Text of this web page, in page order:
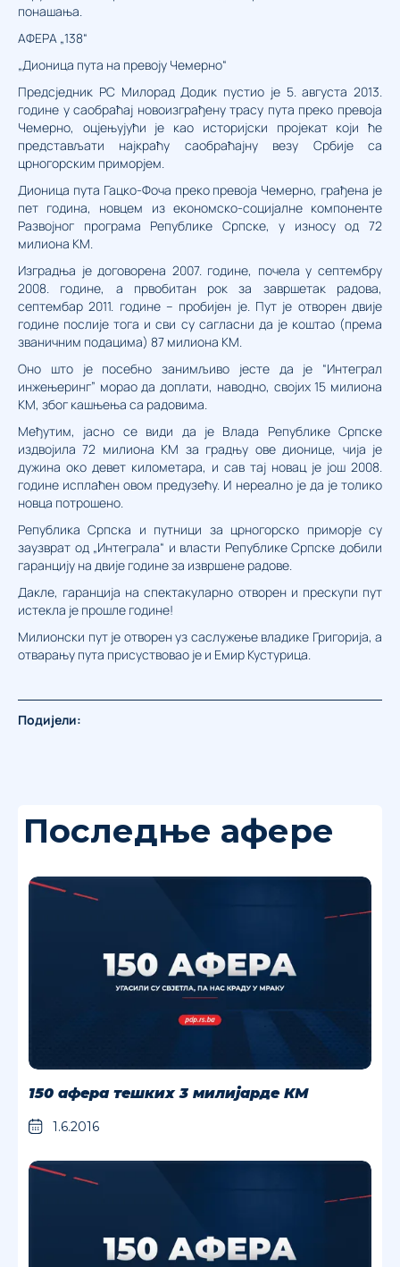
понашања.
АФЕРА „138“
„Дионица пута на превоју Чемерно“
Предсједник РС Милорад Додик пустио је 5. августа 2013.
године у саобраћај новоизграђену трасу пута преко превоја
Чемерно, оцјењујући је као историјски пројекат који ће
представљати најкраћу саобраћајну везу Србије са
црногорским приморјем.
Дионица пута Гацко-Фоча преко превоја Чемерно, грађена је
пет година, новцем из економско-социјалне компоненте
Развојног програма Републике Српске, у износу од 72
милиона КМ.
Изградња је договорена 2007. године, почела у септембру
2008. године, а првобитан рок за завршетак радова,
септембар 2011. године – пробијен је. Пут је отворен двије
године послије тога и сви су сагласни да је коштао (према
званичним подацима) 87 милиона КМ.
Оно што је посебно занимљиво јесте да је “Интеграл
инжењеринг” морао да доплати, наводно, својих 15 милиона
КМ, због кашњења са радовима.
Међутим, јасно се види да је Влада Републике Српске
издвојила 72 милиона КМ за градњу ове дионице, чија је
дужина око девет километара, и сав тај новац је још 2008.
године исплаћен овом предузећу. И нереално је да је толико
новца потрошено.
Република Српска и путници за црногорско приморје су
заузврат од „Интеграла“ и власти Републике Српске добили
гаранцију на двије године за извршене радове.
Дакле, гаранција на спектакуларно отворен и прескупи пут
истекла је прошле године!
Милионски пут је отворен уз саслужење владике Григорија, а
отварању пута присуствовао је и Емир Кустурица.
Подијели:
Последње афере
150 афера тешких 3 милијарде КМ
1.6.2016